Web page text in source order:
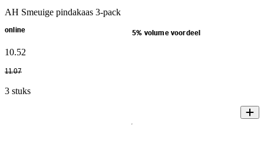
AH Smeuige pindakaas 3-pack
online 5% volume voordeel
10.52
11.07
3 stuks